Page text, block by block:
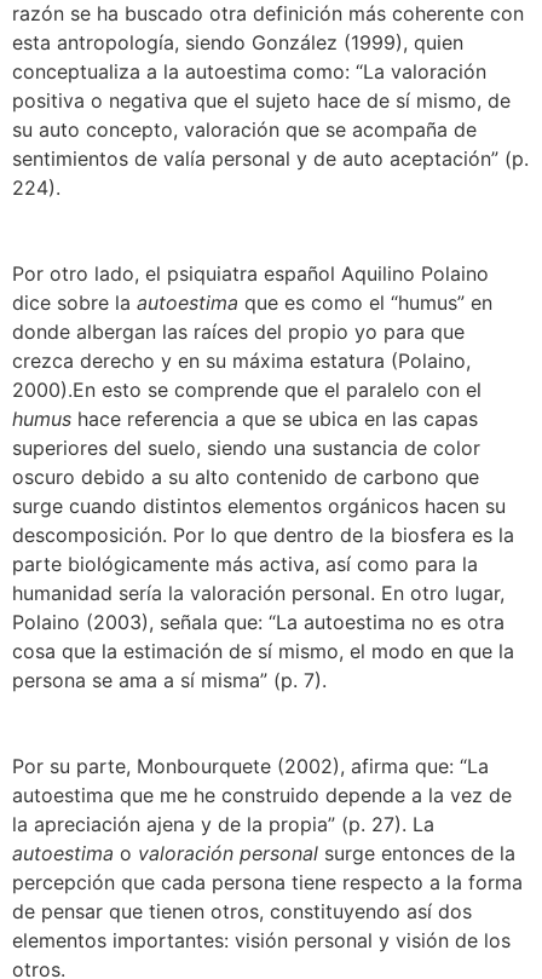
razón se ha buscado otra definición más coherente con
esta antropología, siendo González (1999), quien
conceptualiza a la autoestima como: “La valoración
positiva o negativa que el sujeto hace de sí mismo, de
su auto concepto, valoración que se acompaña de
sentimientos de valía personal y de auto aceptación” (p.
224).
Por otro lado, el psiquiatra español Aquilino Polaino
dice sobre la autoestima que es como el “humus” en
donde albergan las raíces del propio yo para que
crezca derecho y en su máxima estatura (Polaino,
2000).En esto se comprende que el paralelo con el
humus hace referencia a que se ubica en las capas
superiores del suelo, siendo una sustancia de color
oscuro debido a su alto contenido de carbono que
surge cuando distintos elementos orgánicos hacen su
descomposición. Por lo que dentro de la biosfera es la
parte biológicamente más activa, así como para la
humanidad sería la valoración personal. En otro lugar,
Polaino (2003), señala que: “La autoestima no es otra
cosa que la estimación de sí mismo, el modo en que la
persona se ama a sí misma” (p. 7).
Por su parte, Monbourquete (2002), afirma que: “La
autoestima que me he construido depende a la vez de
la apreciación ajena y de la propia” (p. 27). La
autoestima o valoración personal surge entonces de la
percepción que cada persona tiene respecto a la forma
de pensar que tienen otros, constituyendo así dos
elementos importantes: visión personal y visión de los
otros.